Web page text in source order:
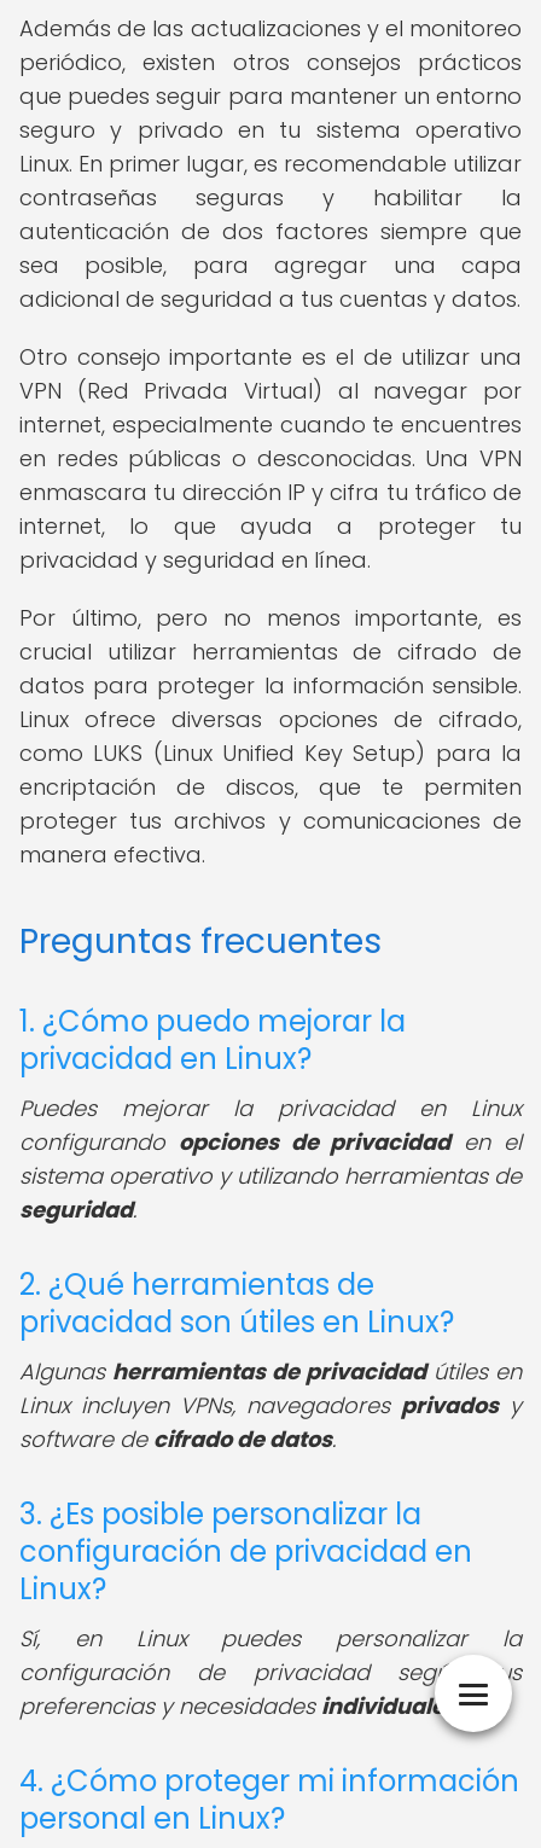
Además de las actualizaciones y el monitoreo
periódico, existen otros consejos prácticos
que puedes seguir para mantener un entorno
seguro y privado en tu sistema operativo
Linux. En primer lugar, es recomendable utilizar
contraseñas seguras y habilitar la
autenticación de dos factores siempre que
sea posible, para agregar una capa
adicional de seguridad a tus cuentas y datos.
Otro consejo importante es el de utilizar una
VPN (Red Privada Virtual) al navegar por
internet, especialmente cuando te encuentres
en redes públicas o desconocidas. Una VPN
enmascara tu dirección IP y cifra tu tráfico de
internet, lo que ayuda a proteger tu
privacidad y seguridad en línea.
Por último, pero no menos importante, es
crucial utilizar herramientas de cifrado de
datos para proteger la información sensible.
Linux ofrece diversas opciones de cifrado,
como LUKS (Linux Unified Key Setup) para la
encriptación de discos, que te permiten
proteger tus archivos y comunicaciones de
manera efectiva.
Preguntas frecuentes
1. ¿Cómo puedo mejorar la
privacidad en Linux?
Puedes mejorar la privacidad en Linux
configurando opciones de privacidaden el
sistema operativo y utilizando herramientas de
seguridad.
2. ¿Qué herramientas de
privacidad son útiles en Linux?
Algunas herramientas de privacidadútiles en
Linux incluyen VPNs, navegadores privadosy
software de cifrado de datos.
3. ¿Es posible personalizar la
configuración de privacidad en
Linux?
Sí, en Linux puedes personalizar la
configuración de privacidad según tus
preferencias y necesidades individuales .
4. ¿Cómo proteger mi información
personal en Linux?